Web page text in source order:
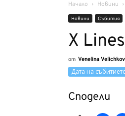
Начало Новини
Новини Събития
X
от Venelina
Дата на
Сподели